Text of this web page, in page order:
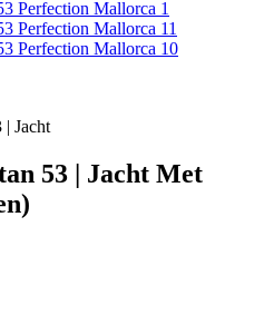
| Jacht
53 | Jacht Met